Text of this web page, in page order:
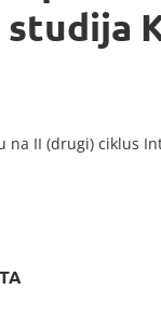
na II (drugi) ciklus